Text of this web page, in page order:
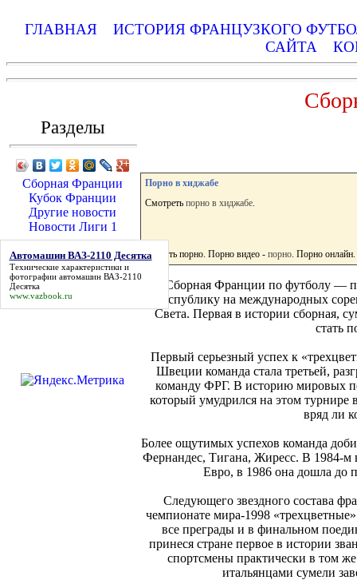
ГЛАВНАЯ
ИСТОРИЯ ФРАНЦУЗКОГО
САЙТА
Разделы
Сборная Франции
Кубок Франции
Другие новости
Новости Лиги 1
Порно в хиджабе
Смотреть порно в хиджабе.
Скачать порно. Порно видео - порно. Порно онлайн.
Сборная Франции по футболу —
республику на международных
Света. Первая в истории сборная,
стать
Первый серьезный успех к
Швеции команда стала третьей,
команду ФРГ. В историю мировых
который умудрился на этом турнире
вряд ли
Более ощутимых успехов команда
Фернандес, Тигана, Жиресс. В 1984-м
Евро, в 1986 она дошла до
Следующего звездного состава
чемпионате мира-1998
все преграды и в финальном
принеся стране первое в истории
спортсмены практически в том
итальянцами сумели
Автомашин ВАЗ-2110 Десятка
Технические характеристики и
фотографии автомашин ВАЗ-2110
Десятка
www.vazbook.ru